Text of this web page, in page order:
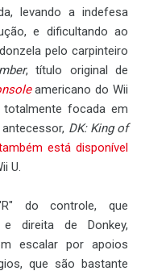
levando a indefesa
e dificultando ao
pelo carpinteiro
, título original de
americano do Wii
focada em
DK: King of
está disponível
U.
do controle, que
direita de Donkey,
escalar por apoios
que são bastante